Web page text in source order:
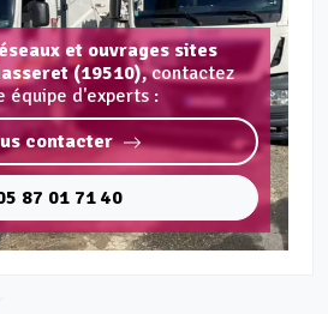
et ouvrages sites
(19510),contactez
équipe d'experts :
contacter
87 01 71 40